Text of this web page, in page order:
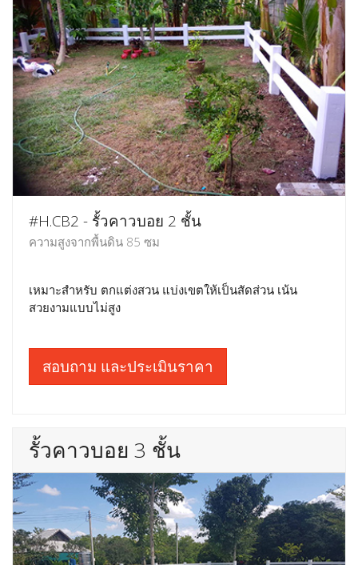
#H.CB2 - รั้วคาวบอย 2 ชั้น
ความสูงจากพื้นดิน 85 ซม
เหมาะสำหรับ ตกแต่งสวน แบ่งเขตให้เป็นสัดส่วน เน้น
สวยงามแบบไม่สูง
สอบถาม และประเมินราคา
รั้วคาวบอย 3 ชั้น